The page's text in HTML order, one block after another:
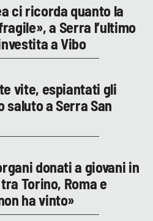
ci ricorda quanto la
a Serra l’ultimo
a Vibo
vite, espiantati gli
saluto a Serra San
donati a giovani in
Torino, Roma e
ha vinto»